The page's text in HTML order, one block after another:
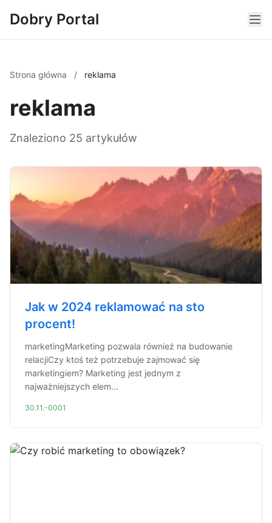
Dobry Portal
Strona główna / reklama
reklama
Znaleziono 25 artykułów
Jak w 2024 reklamować na sto
procent!
marketingMarketing pozwala również na budowanie
relacjiCzy ktoś też potrzebuje zajmować się
marketingiem? Marketing jest jednym z
najważniejszych elem...
30.11.-0001